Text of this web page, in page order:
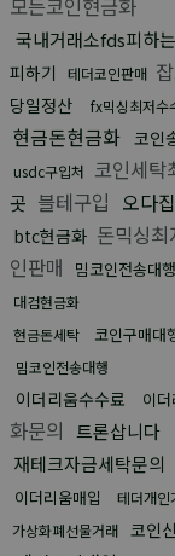
모든코인현금화
국내거래소fds피하
피하기
테더코인판매
당일정산
fx믹싱최저수
현금돈현금화 코인
usdc구입처 코인세탁
곳 블테구입 오다
btc현금화 돈믹싱
인판매
밈코인전송대행
대검현금화
현금돈세탁
코인구매대
밈코인전송대행
이더리움수수료 이
화문의 트론삽니다
재테크자금세탁문의
이더리움매입 테더개인
가상화폐선물거래 코인